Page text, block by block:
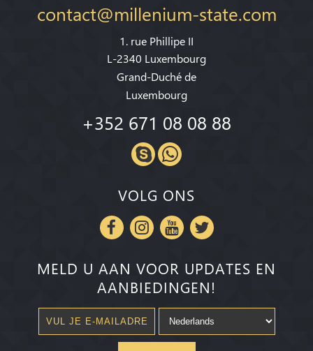
contact@millenium-state.com
1. rue Phillipe II
L-2340 Luxembourg
Grand-Duché de
Luxembourg
+352 671 08 08 88
VOLG ONS
MELD U AAN VOOR UPDATES EN
AANBIEDINGEN!